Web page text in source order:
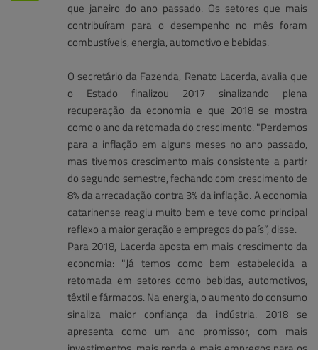
que janeiro do ano passado. Os setores que mais
contribuíram para o desempenho no mês foram
combustíveis, energia, automotivo e bebidas.
O secretário da Fazenda, Renato Lacerda, avalia que
o Estado finalizou 2017 sinalizando plena
recuperação da economia e que 2018 se mostra
como o ano da retomada do crescimento. "Perdemos
para a inflação em alguns meses no ano passado,
mas tivemos crescimento mais consistente a partir
do segundo semestre, fechando com crescimento de
8% da arrecadação contra 3% da inflação. A economia
catarinense reagiu muito bem e teve como principal
reflexo a maior geração e empregos do país”, disse.
Para 2018, Lacerda aposta em mais crescimento da
economia: "Já temos como bem estabelecida a
retomada em setores como bebidas, automotivos,
têxtil e fármacos. Na energia, o aumento do consumo
sinaliza maior confiança da indústria. 2018 se
apresenta como um ano promissor, com mais